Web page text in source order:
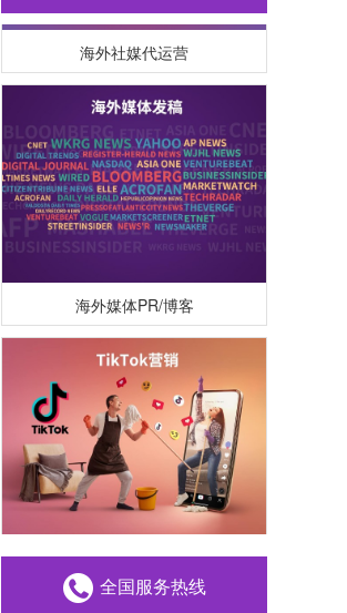
海外社媒代运营
海外媒体PR/博客
Tiktok海外营销
全国服务热线